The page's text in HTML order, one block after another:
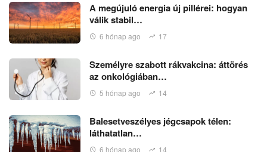
A megújuló energia új pillérei: hogyan
válik stabil…
6 hónap ago 17
Személyre szabott rákvakcina: áttörés
az onkológiában…
5 hónap ago 14
Balesetveszélyes jégcsapok télen:
láthatatlan…
6 hónap ago 14